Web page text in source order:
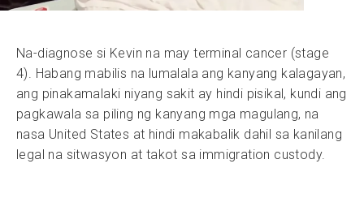
Na-diagnose si Kevin na may terminal cancer (stage
4). Habang mabilis na lumalala ang kanyang kalagayan,
ang pinakamalaki niyang sakit ay hindi pisikal, kundi ang
pagkawala sa piling ng kanyang mga magulang, na
nasa United States at hindi makabalik dahil sa kanilang
legal na sitwasyon at takot sa immigration custody.